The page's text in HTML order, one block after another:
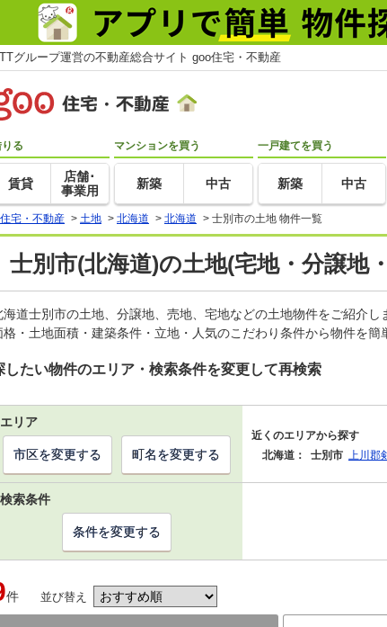
グループ運営の不動産総合サイト goo住宅・不動産
る
賃貸
店舗･
事業用
マンションを買う
新築 中古
一戸建てを買う
新築 中古
住宅・不動産 > 土地 > 北海道 > 北海道 > 士別市の土地 物件一覧
士別市(北海道)の土地(宅地・分譲地
海道士別市の土地、分譲地、売地、宅地などの土地物件をご紹介
格・土地面積・建築条件・立地・人気のこだわり条件から物件を
したい物件のエリア・検索条件を変更して再検索
エリア
近くのエリアから探す
北海道：
士別市 上川郡
市区を変更する 町名を変更する
検索条件
条件を変更する
件 並び替え